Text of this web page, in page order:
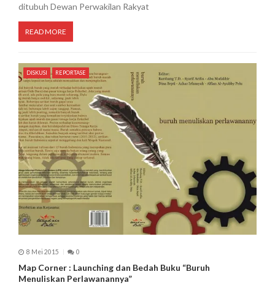
ditubuh Dewan Perwakilan Rakyat
READ MORE
DISKUSI REPORTASE
8 Mei 2015 0
Map Corner : Launching dan Bedah Buku “Buruh
Menuliskan Perlawanannya”